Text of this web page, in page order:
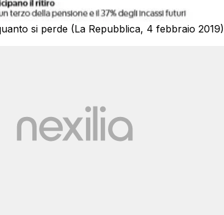
si perde (La Repubblica, 4 febbraio 2019)